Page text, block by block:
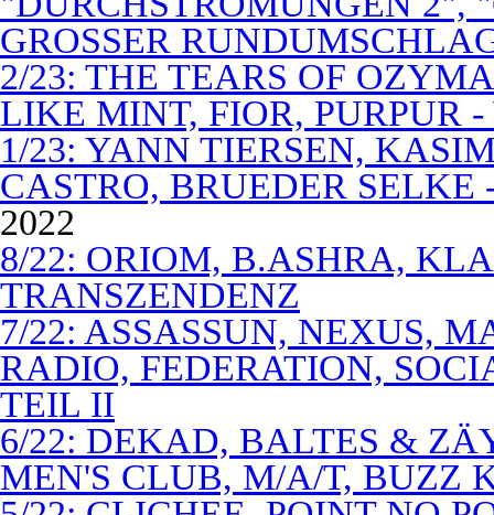
GROSSER
2/23: THE TEARS OF
LIKE MINT, FIOR, PURPUR
1/23: YANN TIERSEN,
CASTRO, BRUEDER SELKE
2022
8/22: ORIOM, B.ASHRA,
TRANSZENDENZ
7/22: ASSASSUN, NEXUS,
RADIO, FEDERATION,
TEIL II
6/22: DEKAD, BALTES &
MEN'S CLUB, M/A/T, BUZZ